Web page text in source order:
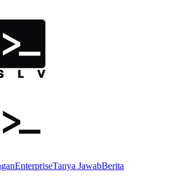
EnterpriseTanya JawabBerita